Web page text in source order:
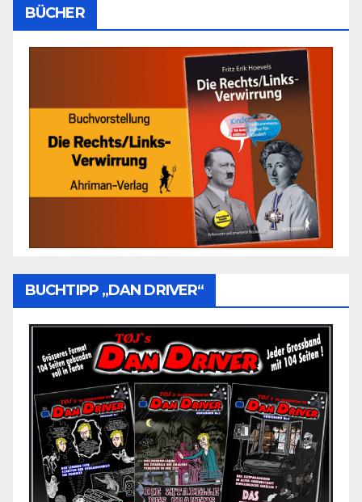
BÜCHER
BUCHTIPP „DAN DRIVER“